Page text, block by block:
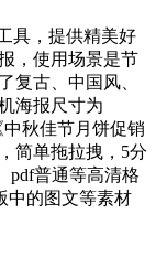
具，提供精美好
，使用场景是节
复古、中国风、
海报尺寸为
中秋佳节月饼促销
简单拖拉拽，5分
pdf普通等高清格
中的图文等素材